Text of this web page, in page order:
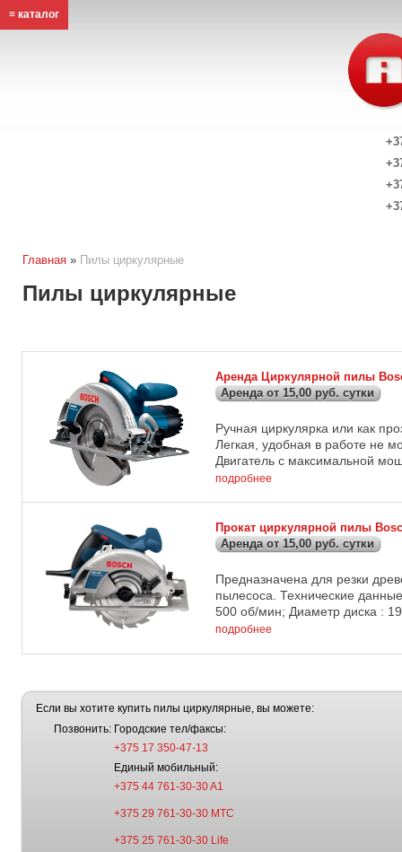
≡ каталог
Главная » Пилы циркулярные
Пилы циркулярные
Аренда Циркулярной пилы
Аренда от 15,00 руб. сутки
Ручная циркулярка или как
Легкая, удобная в работе не
Двигатель с максимальной
подробнее
Прокат циркулярной пилы
Аренда от 15,00 руб. сутки
Предназначена для резки
пылесоса. Технические
500 об/мин; Диаметр диска :
подробнее
Если вы хотите купить пилы циркулярные, вы можете:
Позвонить: Городские тел/факсы:
+375 17 350-47-13
Единый мобильный:
+375 44 761-30-30 A1
+375 29 761-30-30 МТС
+375 25 761-30-30 Life